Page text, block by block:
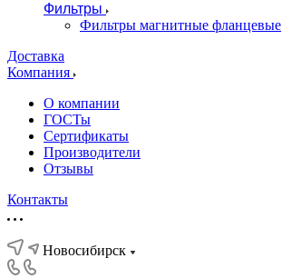
Фильтры
Фильтры магнитные фланцевые
Доставка
Компания
О компании
ГОСТы
Сертификаты
Производители
Отзывы
Контакты
Новосибирск